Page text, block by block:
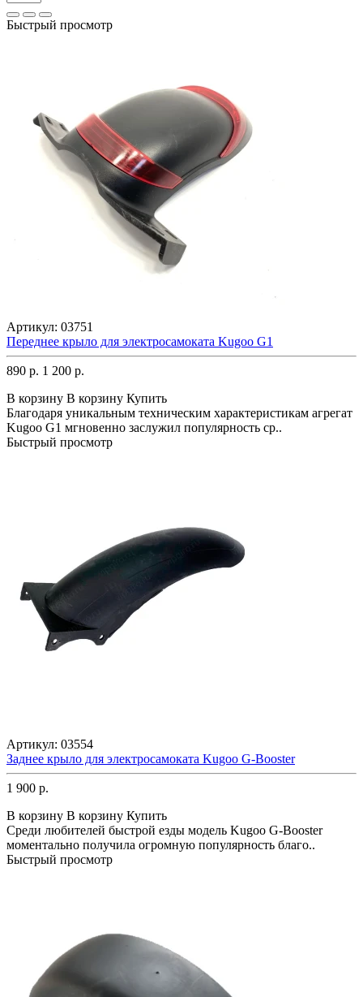
Быстрый просмотр
Артикул: 03751
Переднее крыло для электросамоката Kugoo G1
890 р. 1 200 р.
В корзину В корзину Купить
Благодаря уникальным техническим характеристикам агрегат
Kugoo G1 мгновенно заслужил популярность ср..
Быстрый просмотр
Артикул: 03554
Заднее крыло для электросамоката Kugoo G-Booster
1 900 р.
В корзину В корзину Купить
Среди любителей быстрой езды модель Kugoo G-Booster
моментально получила огромную популярность благо..
Быстрый просмотр